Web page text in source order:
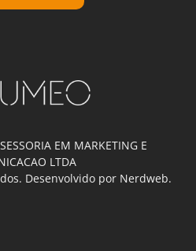
EM MARKETING E
LTDA
Desenvolvido por Nerdweb.